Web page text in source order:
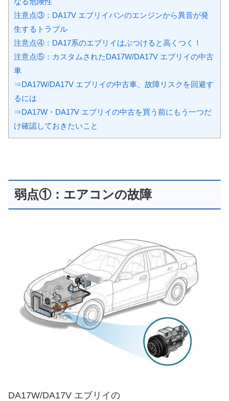
注意点③：DA17V エブリイバンのエンジンから異音が発
生するトラブル
注意点④：DA17系のエブリイはぶつけると高くつく！
注意点⑤：カスタムされたDA17W/DA17V エブリイの中古
車
⇒DA17W/DA17V エブリイの中古車、故障リスクを回避す
るには
⇒DA17W・DA17V エブリイの中古を買う前にもう一つだ
け確認しておきたいこと
弱点①：エアコンの故障
DA17W/DA17V エブリイの